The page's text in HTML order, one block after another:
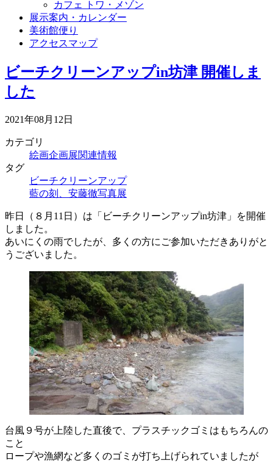
カフェ トワ・メゾン
展示案内・カレンダー
美術館便り
アクセスマップ
ビーチクリーンアップin坊津 開催しま
した
2021年08月12日
カテゴリ
絵画企画展関連情報
タグ
ビーチクリーンアップ
藍の刻、安藤徹写真展
昨日（８月11日）は「ビーチクリーンアップin坊津」を開催
しました。
あいにくの雨でしたが、多くの方にご参加いただきありがと
うございました。
台風９号が上陸した直後で、プラスチックゴミはもちろんの
こと
ロープや漁網など多くのゴミが打ち上げられていましたが